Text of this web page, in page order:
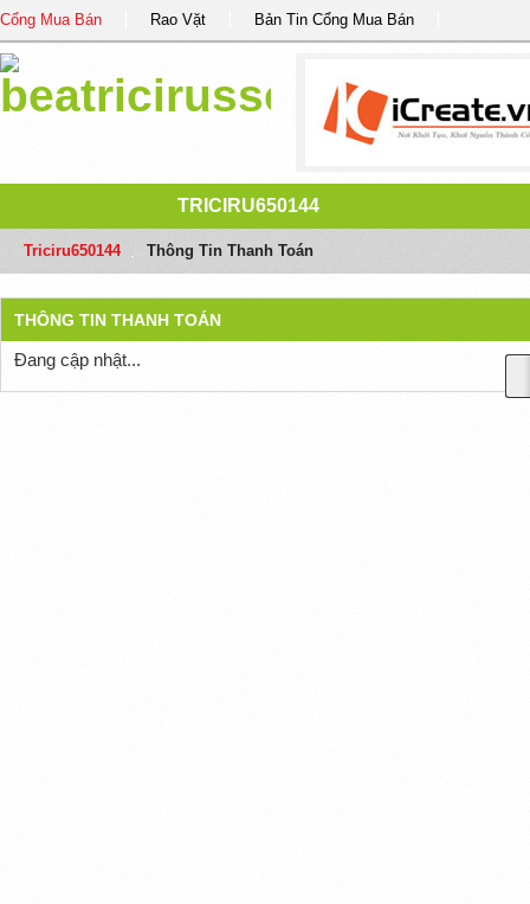
Cổng Mua Bán Rao Vặt Bản Tin Cổng Mua Bán
TRICIRU650144
Triciru650144 Thông Tin Thanh Toán
THÔNG TIN THANH TOÁN
Đang cập nhật...